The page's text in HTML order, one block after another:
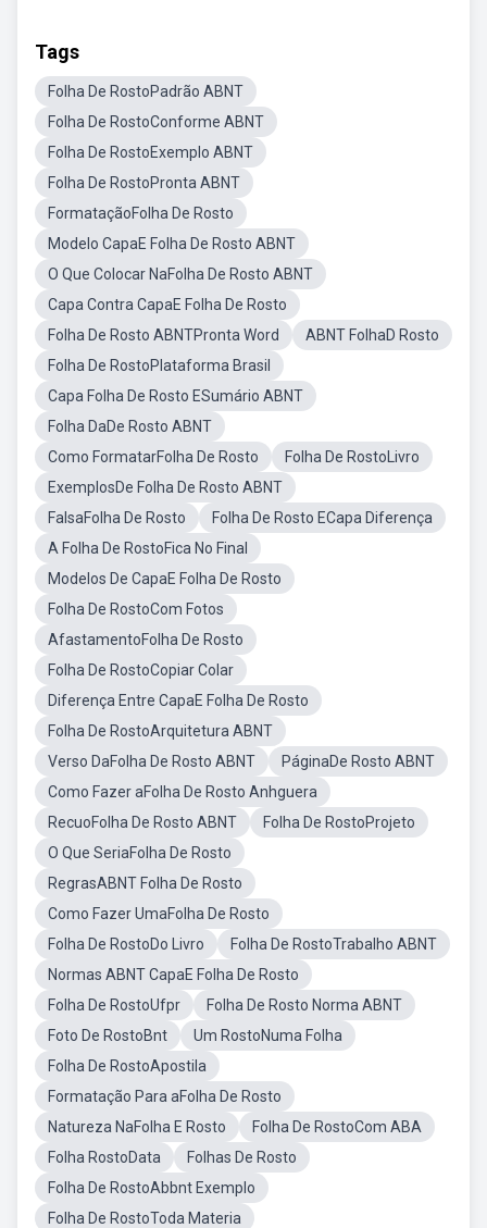
Tags
Folha De RostoPadrão ABNT
Folha De RostoConforme ABNT
Folha De RostoExemplo ABNT
Folha De RostoPronta ABNT
FormataçãoFolha De Rosto
Modelo CapaE Folha De Rosto ABNT
O Que Colocar NaFolha De Rosto ABNT
Capa Contra CapaE Folha De Rosto
Folha De Rosto ABNTPronta Word
ABNT FolhaD Rosto
Folha De RostoPlataforma Brasil
Capa Folha De Rosto ESumário ABNT
Folha DaDe Rosto ABNT
Como FormatarFolha De Rosto
Folha De RostoLivro
ExemplosDe Folha De Rosto ABNT
FalsaFolha De Rosto
Folha De Rosto ECapa Diferença
A Folha De RostoFica No Final
Modelos De CapaE Folha De Rosto
Folha De RostoCom Fotos
AfastamentoFolha De Rosto
Folha De RostoCopiar Colar
Diferença Entre CapaE Folha De Rosto
Folha De RostoArquitetura ABNT
Verso DaFolha De Rosto ABNT
PáginaDe Rosto ABNT
Como Fazer aFolha De Rosto Anhguera
RecuoFolha De Rosto ABNT
Folha De RostoProjeto
O Que SeriaFolha De Rosto
RegrasABNT Folha De Rosto
Como Fazer UmaFolha De Rosto
Folha De RostoDo Livro
Folha De RostoTrabalho ABNT
Normas ABNT CapaE Folha De Rosto
Folha De RostoUfpr
Folha De Rosto Norma ABNT
Foto De RostoBnt
Um RostoNuma Folha
Folha De RostoApostila
Formatação Para aFolha De Rosto
Natureza NaFolha E Rosto
Folha De RostoCom ABA
Folha RostoData
Folhas De Rosto
Folha De RostoAbbnt Exemplo
Folha De RostoToda Materia